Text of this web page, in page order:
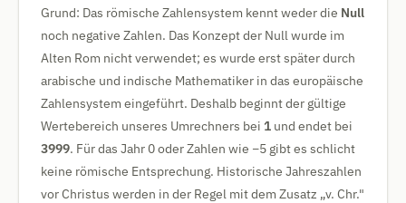
Grund: Das römische Zahlensystem kennt weder die Null
noch negative Zahlen. Das Konzept der Null wurde im
Alten Rom nicht verwendet; es wurde erst später durch
arabische und indische Mathematiker in das europäische
Zahlensystem eingeführt. Deshalb beginnt der gültige
Wertebereich unseres Umrechners bei 1 und endet bei
3999. Für das Jahr 0 oder Zahlen wie −5 gibt es schlicht
keine römische Entsprechung. Historische Jahreszahlen
vor Christus werden in der Regel mit dem Zusatz „v. Chr."